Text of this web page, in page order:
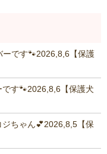
です🐾2026,8,6【保護
す🐾2026,8,6【保護犬
ちゃん💕2026,8,5【保